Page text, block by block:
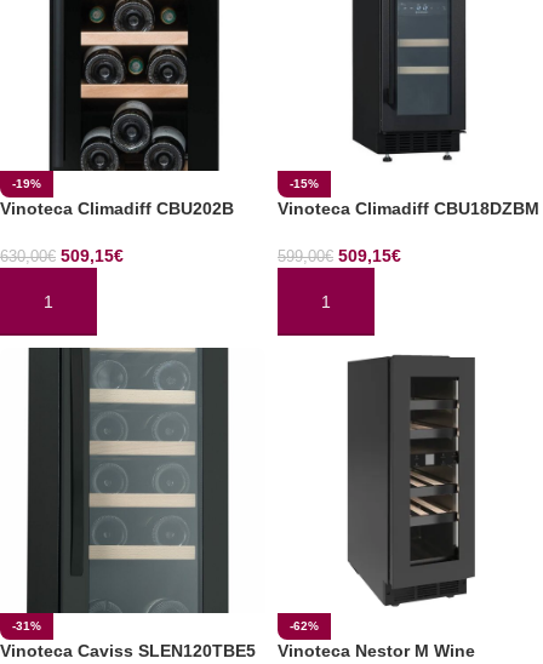
-19%
Vinoteca Climadiff CBU202B
630,00€ 509,15€
AÑADIR AL CARRITO
-15%
Vinoteca Climadiff CBU18DZBM
599,00€ 509,15€
AÑADIR AL CARRITO
-31%
Vinoteca Caviss SLEN120TBE5
-62%
Vinoteca Nestor M Wine